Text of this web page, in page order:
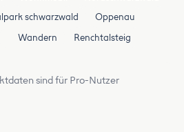
schwarzwald
Oppenau
Wandern Renchtalsteig
sind für Pro-Nutzer